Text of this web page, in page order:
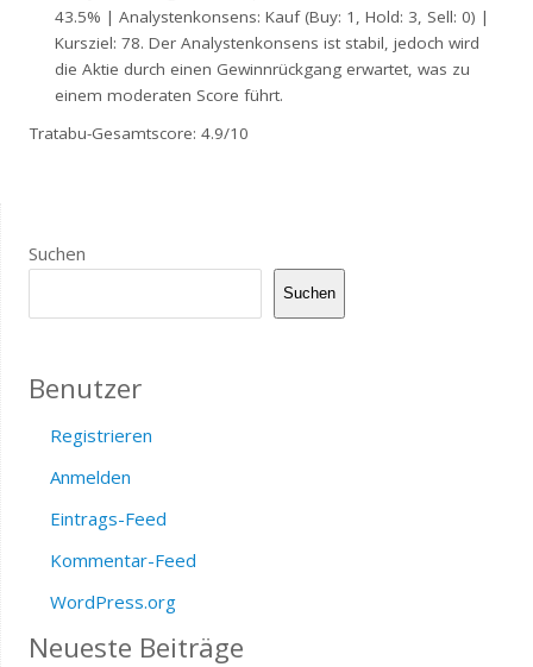
43.5% | Analystenkonsens: Kauf (Buy: 1, Hold: 3, Sell: 0) |
Kursziel: 78. Der Analystenkonsens ist stabil, jedoch wird
die Aktie durch einen Gewinnrückgang erwartet, was zu
einem moderaten Score führt.
Tratabu-Gesamtscore: 4.9/10
Suchen
Suchen
Benutzer
Registrieren
Anmelden
Eintrags-Feed
Kommentar-Feed
WordPress.org
Neueste Beiträge